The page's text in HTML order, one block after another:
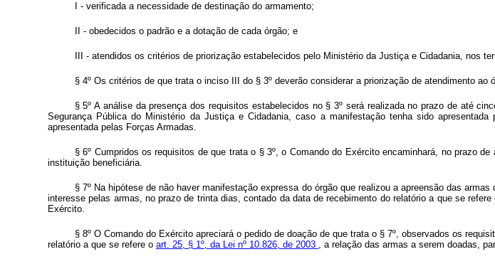
I - verificada a necessidade de destinação do armamento;
II - obedecidos o padrão e a dotação de cada órgão; e
III - atendidos os critérios de priorização estabelecidos pelo Ministério da Justiça e Cidadania, nos
§ 4º Os critérios de que trata o inciso III do § 3º deverão considerar a priorização de atendimento ao
§ 5º A análise da presença dos requisitos estabelecidos no § 3º será realizada no prazo de até
Segurança Pública do Ministério da Justiça e Cidadania, caso a manifestação tenha sido
apresentada pelas Forças Armadas.
§ 6º Cumpridos os requisitos de que trata o § 3º, o Comando do Exército encaminhará, no prazo
instituição beneficiária.
§ 7º Na hipótese de não haver manifestação expressa do órgão que realizou a apreensão das
interesse pelas armas, no prazo de trinta dias, contado da data de recebimento do relatório a que se refere
Exército.
§ 8º O Comando do Exército apreciará o pedido de doação de que trata o § 7º, observados os
relatório a que se refere o art. 25, § 1º, da Lei nº 10.826, de 2003 , a relação das armas a serem doadas,